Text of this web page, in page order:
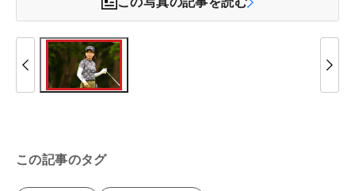
この記事のタグ